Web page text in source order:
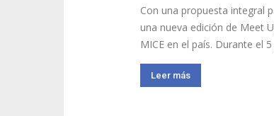
Con una propuesta integral
una nueva edición de Meet
MICE en el país. Durante el
Leer más